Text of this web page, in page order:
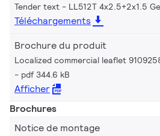
Tender text - LL512T 4x2.5+2x1.5
Téléchargements
Brochure du produit
Localized commercial leaflet
pdf 344.6 kB
Afficher
Brochures
Notice de montage